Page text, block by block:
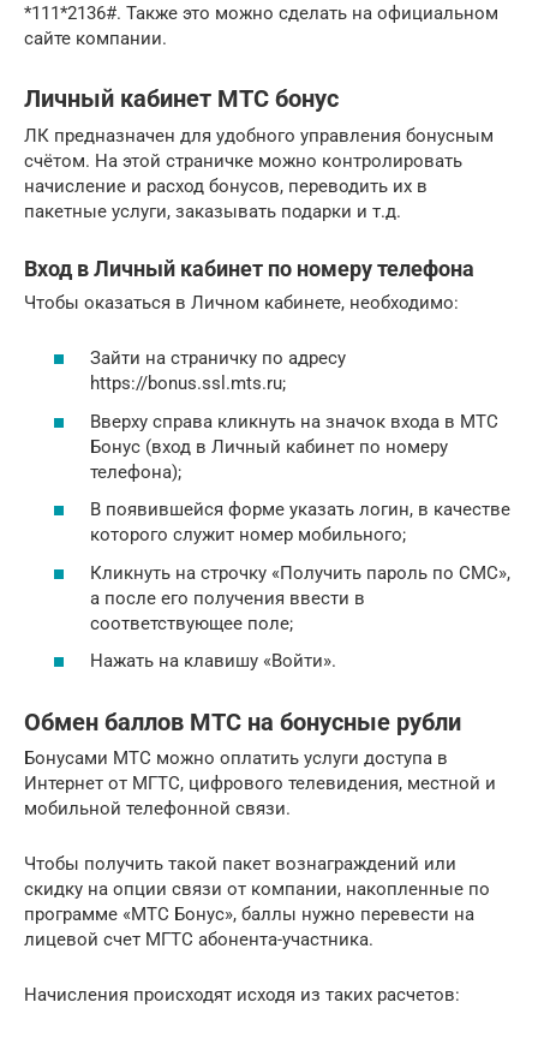
*111*2136#. Также это можно сделать на официальном
сайте компании.
Личный кабинет МТС бонус
ЛК предназначен для удобного управления бонусным
счётом. На этой страничке можно контролировать
начисление и расход бонусов, переводить их в
пакетные услуги, заказывать подарки и т.д.
Вход в Личный кабинет по номеру телефона
Чтобы оказаться в Личном кабинете, необходимо:
Зайти на страничку по адресу
https://bonus.ssl.mts.ru;
Вверху справа кликнуть на значок входа в МТС
Бонус (вход в Личный кабинет по номеру
телефона);
В появившейся форме указать логин, в качестве
которого служит номер мобильного;
Кликнуть на строчку «Получить пароль по СМС»,
а после его получения ввести в
соответствующее поле;
Нажать на клавишу «Войти».
Обмен баллов МТС на бонусные рубли
Бонусами МТС можно оплатить услуги доступа в
Интернет от МГТС, цифрового телевидения, местной и
мобильной телефонной связи.
Чтобы получить такой пакет вознаграждений или
скидку на опции связи от компании, накопленные по
программе «МТС Бонус», баллы нужно перевести на
лицевой счет МГТС абонента-участника.
Начисления происходят исходя из таких расчетов: